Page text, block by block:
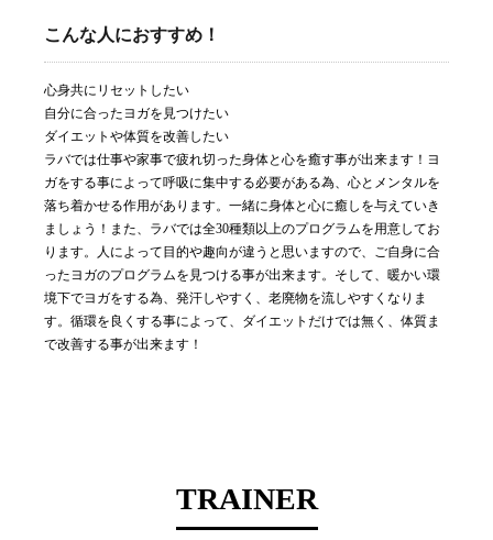
こんな人におすすめ！
心身共にリセットしたい
自分に合ったヨガを見つけたい
ダイエットや体質を改善したい
ラバでは仕事や家事で疲れ切った身体と心を癒す事が出来ます！ヨ
ガをする事によって呼吸に集中する必要がある為、心とメンタルを
落ち着かせる作用があります。一緒に身体と心に癒しを与えていき
ましょう！また、ラバでは全30種類以上のプログラムを用意してお
ります。人によって目的や趣向が違うと思いますので、ご自身に合
ったヨガのプログラムを見つける事が出来ます。そして、暖かい環
境下でヨガをする為、発汗しやすく、老廃物を流しやすくなりま
す。循環を良くする事によって、ダイエットだけでは無く、体質ま
で改善する事が出来ます！
TRAINER